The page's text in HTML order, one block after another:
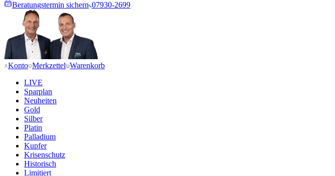
Beratungstermin sichern 07930-2699
Konto Merkzettel Warenkorb
LIVE
Sparplan
Neuheiten
Gold
Silber
Platin
Palladium
Kupfer
Krisenschutz
Historisch
Limitiert